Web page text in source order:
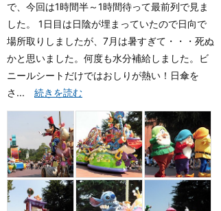
で、今回は1時間半～1時間待って最前列で見ま
した。 1日目は日陰が埋まっていたので日向で
場所取りしましたが、7月は暑すぎて・・・死ぬ
かと思いました。何度も水分補給しました。ビ
ニールシートだけではおしりが熱い！日傘を
さ... 続きを読む